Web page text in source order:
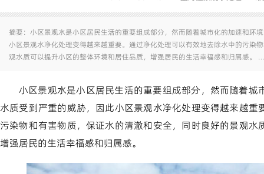
摘要：小区景观水是小区居民生活的重要组成部分，然而随着城市化的加速和环
小区景观水净化处理变得越来越重要。通过净化处理可以有效地去除水中的污染
观水质可以提升小区的整体环境和居住品质，增强居民的生活幸福感和归属感。
小区景观水是小区居民生活的重要组成部分，然而随着
水质受到严重的威胁，因此小区景观水净化处理变得越来越
污染物和有害物质，保证水的清澈和安全，同时良好的景观
增强居民的生活幸福感和归属感。